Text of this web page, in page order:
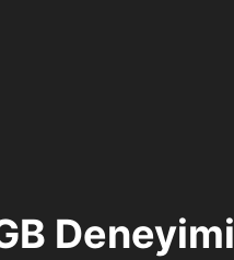
Deneyimi